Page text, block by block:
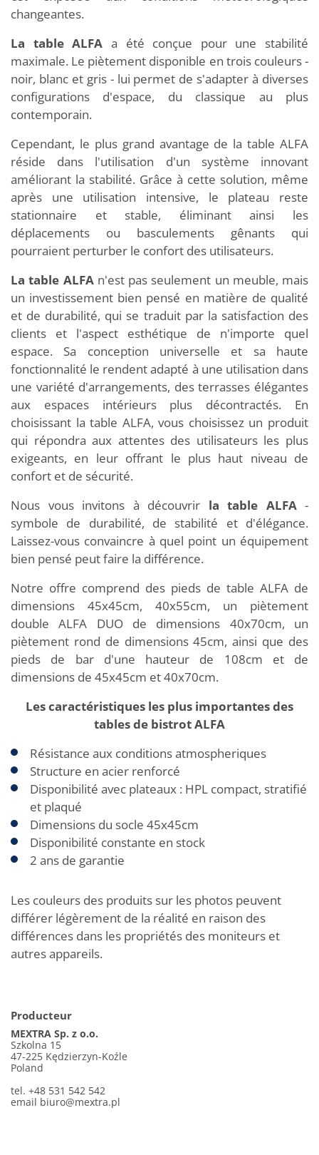
changeantes.
La table ALFA a été conçue pour une stabilité
maximale. Le piètement disponible en trois couleurs -
noir, blanc et gris - lui permet de s'adapter à diverses
configurations d'espace, du classique au plus
contemporain.
Cependant, le plus grand avantage de la table ALFA
réside dans l'utilisation d'un système innovant
améliorant la stabilité. Grâce à cette solution, même
après une utilisation intensive, le plateau reste
stationnaire et stable, éliminant ainsi les
déplacements ou basculements gênants qui
pourraient perturber le confort des utilisateurs.
La table ALFAn'est pas seulement un meuble, mais
un investissement bien pensé en matière de qualité
et de durabilité, qui se traduit par la satisfaction des
clients et l'aspect esthétique de n'importe quel
espace. Sa conception universelle et sa haute
fonctionnalité le rendent adapté à une utilisation dans
une variété d'arrangements, des terrasses élégantes
aux espaces intérieurs plus décontractés. En
choisissant la table ALFA, vous choisissez un produit
qui répondra aux attentes des utilisateurs les plus
exigeants, en leur offrant le plus haut niveau de
confort et de sécurité.
Nous vous invitons à découvrir la table ALFA-
symbole de durabilité, de stabilité et d'élégance.
Laissez-vous convaincre à quel point un équipement
bien pensé peut faire la différence.
Notre offre comprend des pieds de table ALFA de
dimensions 45x45cm, 40x55cm, un piètement
double ALFA DUO de dimensions 40x70cm, un
piètement rond de dimensions 45cm, ainsi que des
pieds de bar d'une hauteur de 108cm et de
dimensions de 45x45cm et 40x70cm.
Les caractéristiques les plus importantes des
tables de bistrot ALFA
Résistance aux conditions atmospheriques
Structure en acier renforcé
Disponibilité avec plateaux : HPL compact, stratifié
et plaqué
Dimensions du socle 45x45cm
Disponibilité constante en stock
2 ans de garantie
Les couleurs des produits sur les photos peuvent
différer légèrement de la réalité en raison des
différences dans les propriétés des moniteurs et
autres appareils.
Producteur
MEXTRA Sp. z o.o.
Szkolna 15
47-225 Kędzierzyn-Koźle
Poland
tel. +48 531 542 542
email biuro@mextra.pl